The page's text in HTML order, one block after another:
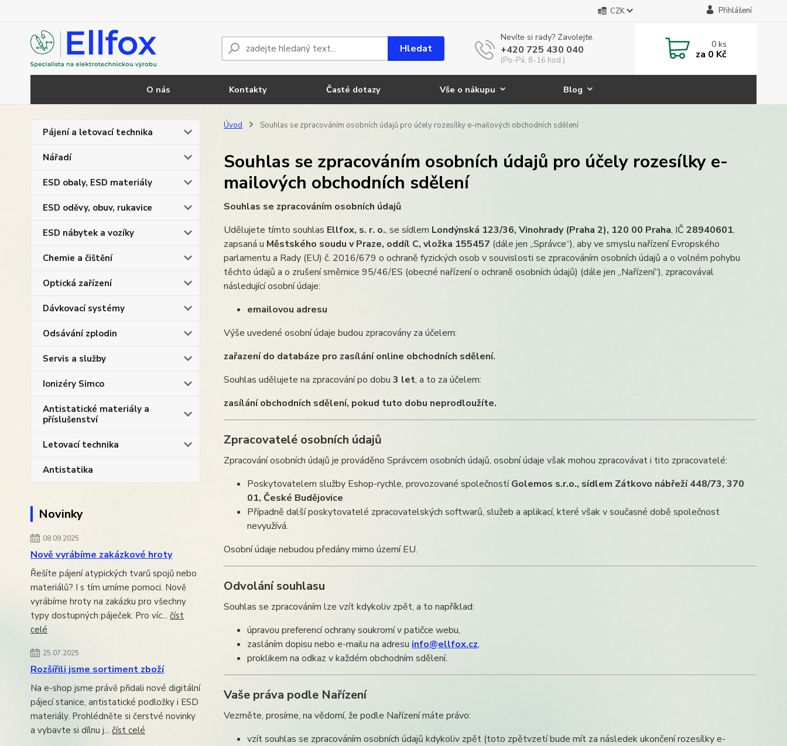
O nás Kontakty Časté dotazy Vše o nákupu Blog
CZK Přihlášení
Hledat
Nevíte si rady? Zavolejte.
+420 725 430 040
(Po-Pá, 8-16 hod.)
0ks
za 0 Kč
Pájení a letovací technika
Nářadí
ESD obaly, ESD materiály
ESD oděvy, obuv, rukavice
ESD nábytek a vozíky
Chemie a čištění
Optická zařízení
Dávkovací systémy
Odsávání zplodin
Servis a služby
Ionizéry Simco
Antistatické materiály a
příslušenství
Letovací technika
Antistatika
Novinky
08.09.2025
Nově vyrábíme zakázkové hroty
Řešíte pájení atypických tvarů spojů nebo
materiálů? I s tím umíme pomoci. Nově
vyrábíme hroty na zakázku pro všechny
typy dostupných páječek. Pro víc... číst
celé
25.07.2025
Rozšířili jsme sortiment zboží
Na e-shop jsme právě přidali nové digitální
pájecí stanice, antistatické podložky i ESD
materiály. Prohlédněte si čerstvé novinky
a vybavte si dílnu j... číst celé
Úvod Souhlas se zpracováním osobních údajů pro účely rozesílky e-mailových obchodních sdělení
Souhlas se zpracováním osobních údajů pro účely rozesílky e-
mailových obchodních sdělení
Souhlas se zpracováním osobních údajů
Udělujete tímto souhlas Ellfox, s. r. o., se sídlem Londýnská 123/36, Vinohrady (Praha 2), 120 00 Praha, IČ 28940601,
zapsaná u Městského soudu v Praze, oddíl C, vložka 155457 (dále jen „Správce“), aby ve smyslu nařízení Evropského
parlamentu a Rady (EU) č. 2016/679 o ochraně fyzických osob v souvislosti se zpracováním osobních údajů a o volném pohybu
těchto údajů a o zrušení směrnice 95/46/ES (obecné nařízení o ochraně osobních údajů) (dále jen „Nařízení“), zpracovával
následující osobní údaje:
emailovou adresu
Výše uvedené osobní údaje budou zpracovány za účelem:
zařazení do databáze pro zasílání online obchodních sdělení.
Souhlas udělujete na zpracování po dobu 3 let, a to za účelem:
zasílání obchodních sdělení, pokud tuto dobu neprodloužíte.
Zpracovatelé osobních údajů
Zpracování osobních údajů je prováděno Správcem osobních údajů, osobní údaje však mohou zpracovávat i tito zpracovatelé:
Poskytovatelem služby Eshop-rychle, provozované společnostíGolemos s.r.o., sídlem Zátkovo nábřeží 448/73, 370
01, České Budějovice
Případně další poskytovatelé zpracovatelských softwarů, služeb a aplikací, které však v současné době společnost
nevyužívá.
Osobní údaje nebudou předány mimo území EU.
Odvolání souhlasu
Souhlas se zpracováním lze vzít kdykoliv zpět, a to například:
úpravou preferencí ochrany soukromí v patičce webu,
zasláním dopisu nebo e-mailu na adresu info@ellfox.cz,
proklikem na odkaz v každém obchodním sdělení.
Vaše práva podle Nařízení
Vezměte, prosíme, na vědomí, že podle Nařízení máte právo:
vzít souhlas se zpracováním osobních údajů kdykoliv zpět (toto zpětvzetí bude mít za následek ukončení rozesílky e-